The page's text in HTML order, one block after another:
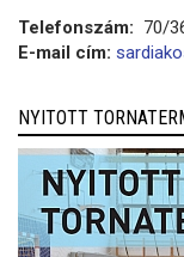
Telefonszám: 70/
E-mail cím:
NYITOTT